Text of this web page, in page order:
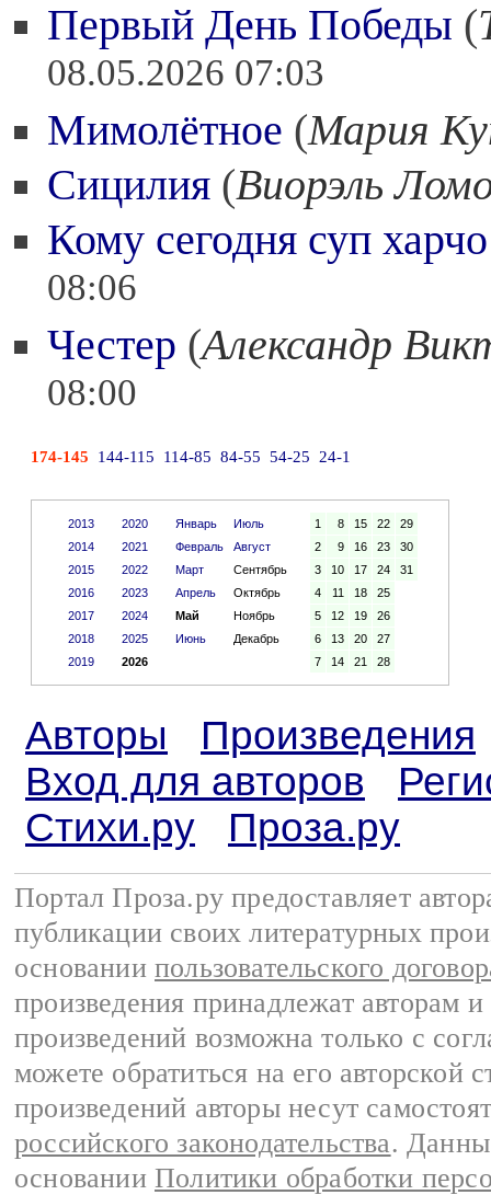
Первый День Победы (
08.05.2026 07:03
Мимолётное (Мария
Сицилия (Виорэль
Кому сегодня суп харчо
08:06
Честер (Александр
08:00
174-145 144-115 114-85 84-55 54-25 24-1
2013
2014
2015
2016
2017
2018
2019
2020
2021
2022
2023
2024
2025
2026
Январь
Июль
Февраль
Август
Март
Сентябрь
Апрель
Октябрь
Май
Ноябрь
Июнь
Декабрь
1 8 15 22
29
2
9 16 23
30
3
10 17 24
31
4
11 18
25
5
12 19
26
6
13 20
27
7
14 21 28
Авторы
Произведения
Вход для авторов
Стихи.ру
Проза.ру
Портал Проза.ру предоставляет
публикации своих литературных
основании пользовательского
произведения принадлежат авторам
произведений возможна только с
можете обратиться на его авторской
произведений авторы несут
российского законодательства.
основании Политики обработки